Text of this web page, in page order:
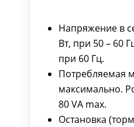
Напряжение в
Вт, при 50 – 60
при 60 Гц.
Потребляемая
максимально.
80 VA max.
Остановка